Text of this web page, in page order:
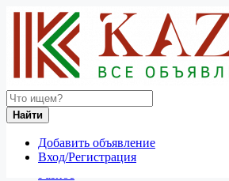
Найти
Добавить объявление
Вход/Регистрация
Россия
Для дома и дачи
Отдам даром